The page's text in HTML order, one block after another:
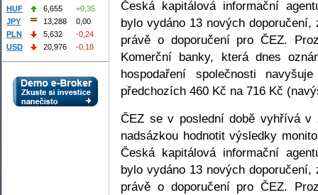
Česká kapitálová informační
bylo vydáno 13 nových
právě o doporučení pro ČEZ.
Komerční banky, která dnes
hospodaření společnosti
předchozích 460 Kč na 716 Kč
ČEZ se v poslední době vyhřívá
nadsázkou hodnotit výsledky
Česká kapitálová informační
bylo vydáno 13 nových
právě o doporučení pro ČEZ.
HUF
6,655
+0,35
JPY
13,288
0,00
PLN
5,632
-0,24
USD
20,976 -0,18